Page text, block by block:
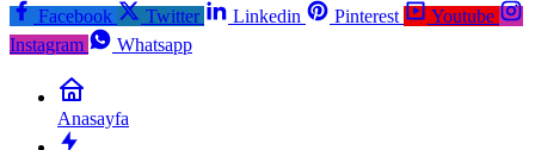
Facebook
Twitter Linkedin Pinterest
Youtube
Instagram
Whatsapp
Anasayfa